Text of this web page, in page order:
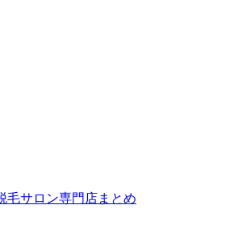
毛サロン専門店まとめ